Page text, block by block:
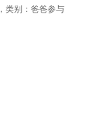
，类别：爸爸参与